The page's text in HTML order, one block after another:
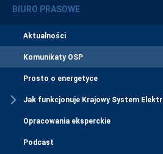
BIURO PRASOWE
Aktualności
Komunikaty OSP
Prosto o energetyce
Jak funkcjonuje Krajowy System
Opracowania eksperckie
Podcast